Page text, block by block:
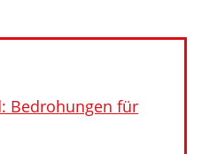
Bedrohungen für